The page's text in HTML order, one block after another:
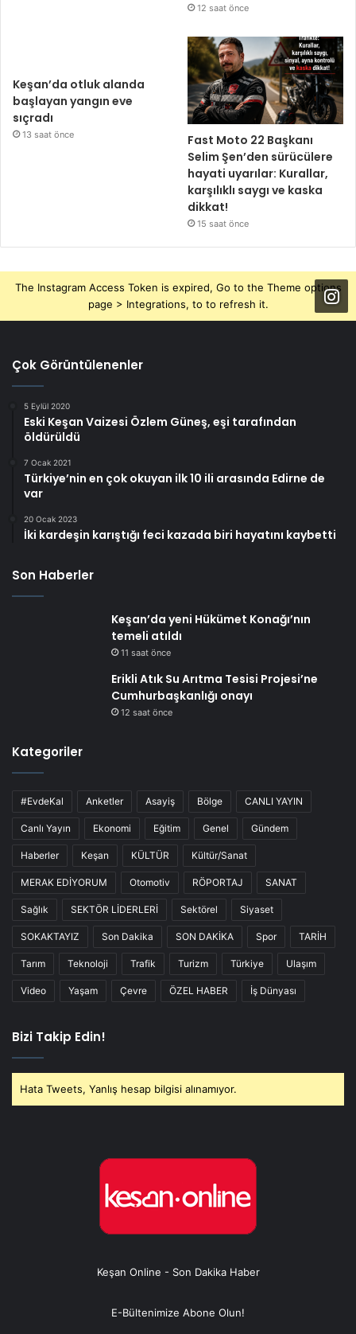
12 saat önce
Keşan’da otluk alanda
başlayan yangın eve
sıçradı
13 saat önce
Fast Moto 22 Başkanı
Selim Şen’den sürücülere
hayati uyarılar: Kurallar,
karşılıklı saygı ve kaska
dikkat!
15 saat önce
The Instagram Access Token is expired, Go to the Theme options
page > Integrations, to to refresh it.
Çok Görüntülenenler
5 Eylül 2020
Eski Keşan Vaizesi Özlem Güneş, eşi tarafından
öldürüldü
7 Ocak 2021
Türkiye’nin en çok okuyan ilk 10 ili arasında Edirne de
var
20 Ocak 2023
İki kardeşin karıştığı feci kazada biri hayatını kaybetti
Son Haberler
Keşan’da yeni Hükümet Konağı’nın
temeli atıldı
11 saat önce
Erikli Atık Su Arıtma Tesisi Projesi’ne
Cumhurbaşkanlığı onayı
12 saat önce
Kategoriler
#EvdeKal Anketler Asayiş Bölge CANLI YAYIN
Canlı Yayın Ekonomi Eğitim Genel Gündem
Haberler Keşan KÜLTÜR Kültür/Sanat
MERAK EDİYORUM Otomotiv RÖPORTAJ SANAT
Sağlık SEKTÖR LİDERLERİ Sektörel Siyaset
SOKAKTAYIZ Son Dakika SON DAKİKA Spor TARİH
Tarım Teknoloji Trafik Turizm Türkiye Ulaşım
Video Yaşam Çevre ÖZEL HABER İş Dünyası
Bizi Takip Edin!
Hata Tweets, Yanlış hesap bilgisi alınamıyor.
Keşan Online - Son Dakika Haber
E-Bültenimize Abone Olun!